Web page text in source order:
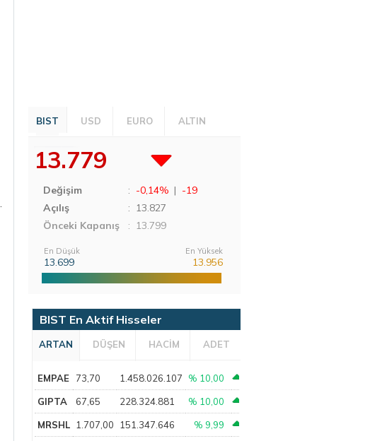
BIST USD EURO ALTIN
13.779
Değişim : -0,14% | -19
Açılış
: 13.827
Önceki Kapanış
: 13.799
En Düşük
13.699
En Yüksek
13.956
BIST En Aktif Hisseler
ARTAN DÜŞEN HACİM ADET
EMPAE 73,70 1.458.026.107 % 10,00
GIPTA 67,65 228.324.881 % 10,00
MRSHL 1.707,00 151.347.646 % 9,99